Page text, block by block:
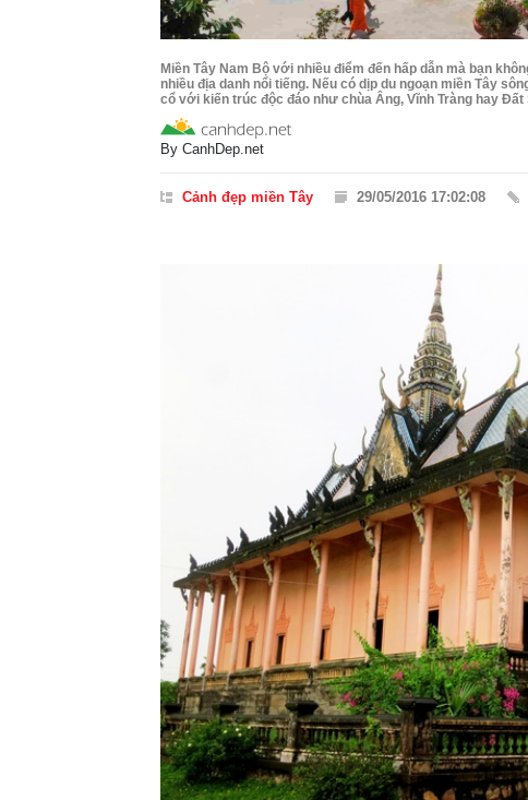
Miền Tây Nam Bộ với nhiều điểm đến hấp dẫn mà bạn
nhiều địa danh nổi tiếng. Nếu có dịp du ngoạn miền Tây
cổ với kiến trúc độc đáo như chùa Âng, Vĩnh Tràng hay Đất
By CanhDep.net
Cảnh đẹp miền Tây 29/05/2016 17:02:08